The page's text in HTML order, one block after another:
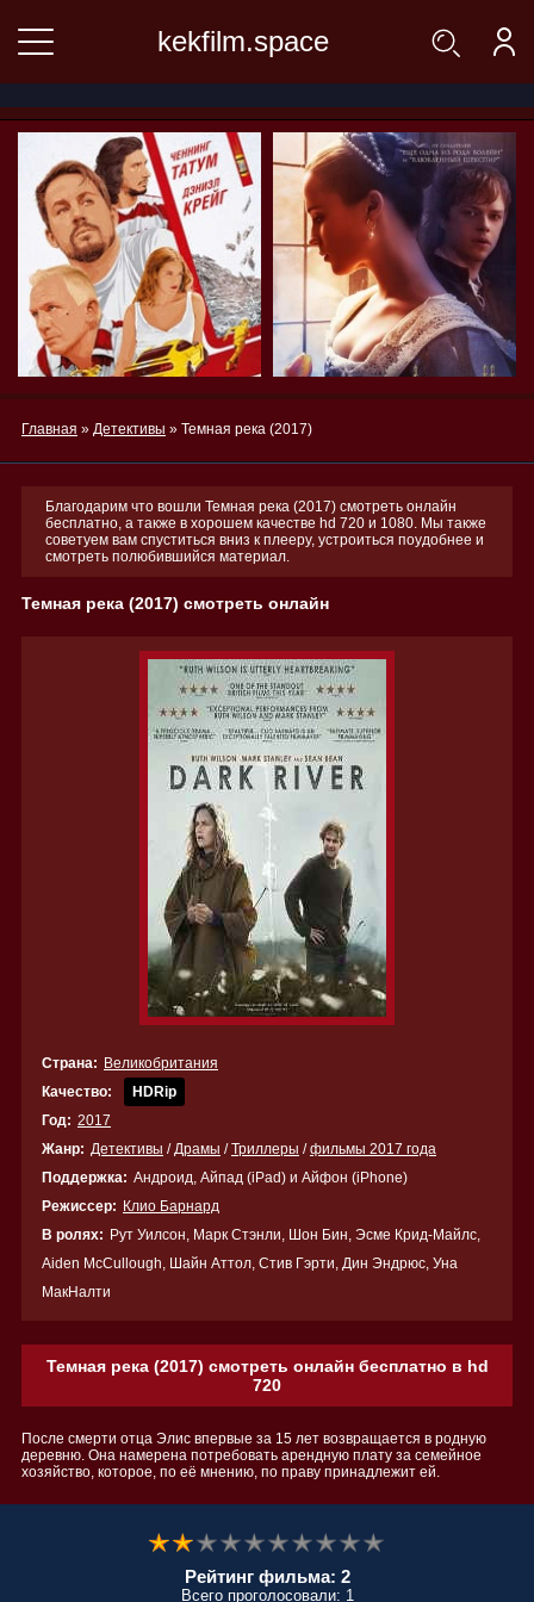
kekfilm.space
Главная » Детективы » Темная река (2017)
Благодарим что вошли Темная река (2017) смотреть онлайн
бесплатно, а также в хорошем качестве hd 720 и 1080. Мы также
советуем вам спуститься вниз к плееру, устроиться поудобнее и
смотреть полюбившийся материал.
Темная река (2017) смотреть онлайн
Страна: Великобритания
Качество:
HDRip
Год: 2017
Жанр: Детективы /Драмы /Триллеры /фильмы 2017 года
Поддержка: Андроид, Айпад (iPad) и Айфон (iPhone)
Режиссер: Клио Барнард
В ролях: Рут Уилсон, Марк Стэнли, Шон Бин, Эсме Крид-Майлс,
Aiden McCullough, Шайн Аттол, Стив Гэрти, Дин Эндрюс, Уна
МакНалти
Темная река (2017) смотреть онлайн бесплатно в hd
720
После смерти отца Элис впервые за 15 лет возвращается в родную
деревню. Она намерена потребовать арендную плату за семейное
хозяйство, которое, по её мнению, по праву принадлежит ей.
Рейтинг фильма: 2
Всего проголосовали: 1